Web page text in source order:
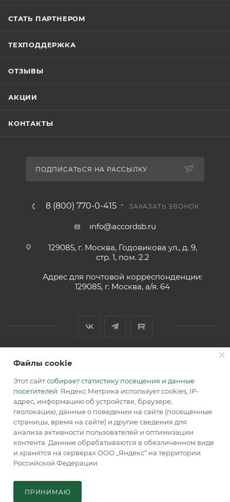
СТАТЬ ПАРТНЕРОМ
ТЕХПОДДЕРЖКА
ОТЗЫВЫ
АКЦИИ
КОНТАКТЫ
ПОДПИСАТЬСЯ НА РАССЫЛКУ
8 (800) 770-0-415 ЗАКАЗАТЬ ЗВОНОК
info@accordsb.ru
129085, г. Москва, Годовикова ул., д. 9,
стр. 1, пом. 2.2
Адрес для почтовой корреспонденции:
129085, г. Москва, а/я. 64
2026 © Обращаем Ваше внимание на то, что вся
информация, размещенная на сайте, носит
информационный характер и не является публичной
офертой, определяемой положениями Статьи 437 (2) ГК РФ.
Файлы cookie
Этот сайтсобирает статистику посещения и данные
посетителей . Яндекс Метрика использует cookies, IP-
адрес, информацию об устройстве, браузере,
геолокацию, данные о поведении на сайте (посещённые
страницы, время на сайте) и другие сведения для
анализа активности пользователей и оптимизации
контента. Данные обрабатываются в обезличенном виде
и хранятся на серверах ООО „Яндекс“ на территории
Российской Федерации
ПРИНИМАЮ